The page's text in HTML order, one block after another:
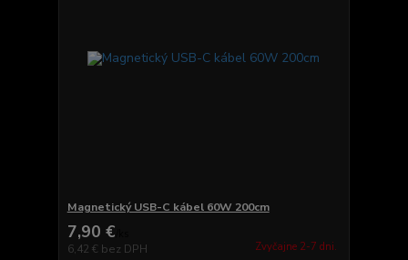
Magnetický USB-C kábel 60W 200cm
7,90 €
6,42 € bez DPH Zvyčajne 2-7 dni.